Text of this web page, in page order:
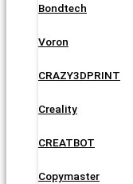
Bondtech
Voron
CRAZY3DPRINT
Creality
CREATBOT
Copymaster